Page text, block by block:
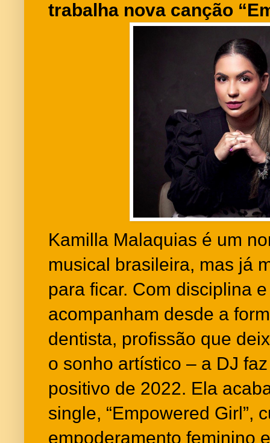
trabalha nova canção
Kamilla Malaquias é um
musical brasileira, mas já
para ficar. Com disciplina
acompanham desde a
dentista, profissão que
o sonho artístico – a DJ
positivo de 2022. Ela
single, “Empowered Girl”,
empoderamento feminino